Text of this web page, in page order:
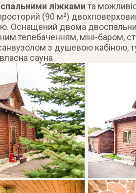
ліжками та
(90 м²)
Оснащений двома
телебаченням, міні-баром,
з душевою кабіною,
сауна